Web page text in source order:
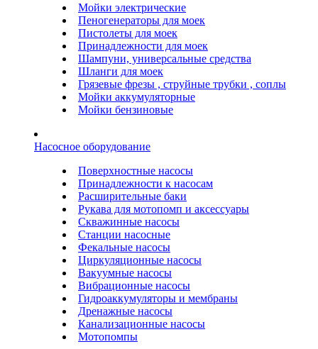
Мойки электрические
Пеногенераторы для моек
Пистолеты для моек
Принадлежности для моек
Шампуни, универсальные средства
Шланги для моек
Грязевые фрезы , струйные трубки , соплы
Мойки аккумуляторные
Мойки бензиновые
Насосное оборудование
Поверхностные насосы
Принадлежности к насосам
Расширительные баки
Рукава для мотопомп и аксессуары
Скважинные насосы
Станции насосные
Фекальные насосы
Циркуляционные насосы
Вакуумные насосы
Вибрационные насосы
Гидроаккумуляторы и мембраны
Дренажные насосы
Канализационные насосы
Мотопомпы